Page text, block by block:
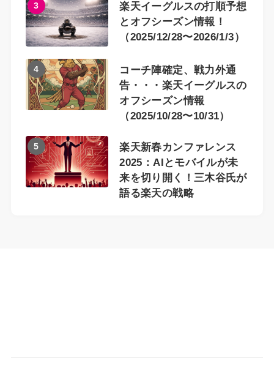
3
楽天イーグルスの打順予想
とオフシーズン情報！
（2025/12/28〜2026/1/3）
4
コーチ陣確定、戦力外通
告・・・楽天イーグルスの
オフシーズン情報
（2025/10/28〜10/31）
5
楽天新春カンファレンス
2025：AIとモバイルが未
来を切り開く！三木谷氏が
語る楽天の戦略